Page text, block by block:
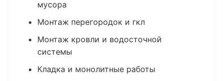
мусора
Монтаж перегородок и гкл
Монтаж кровли и водосточной
системы
Кладка и монолитные работы